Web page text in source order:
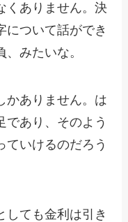
くありません。決
について話ができ
みたいな。
かありません。は
であり、そのよう
ていけるのだろう
しても金利は引き